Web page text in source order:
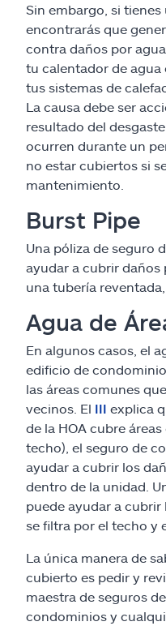
Sin embargo, si
encontrarás que
contra daños por
tu calentador de
tus sistemas de
La causa debe ser
resultado del
ocurren durante un
no estar cubiertos si
mantenimiento.
Burst Pipe
Una póliza de seguro
ayudar a cubrir daños
una tubería reventada,
Agua de
En algunos casos, el
edificio de
las áreas comunes
vecinos. El III explica
de la HOA cubre
techo), el seguro de
ayudar a cubrir los
dentro de la unidad.
puede ayudar a cubrir
se filtra por el techo y
La única manera de
cubierto es pedir y
maestra de seguros
condominios y